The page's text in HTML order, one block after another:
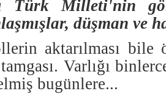
Türk Milleti'nin
düşman ve
aktarılması
Varlığı
bugünlere...